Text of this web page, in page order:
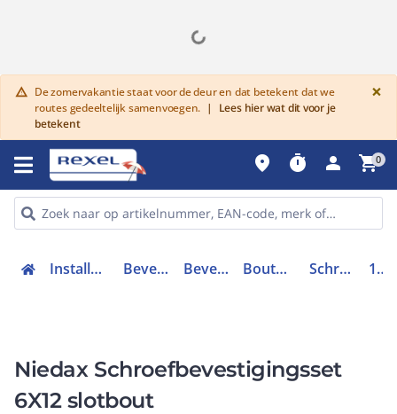
warning De zomervakantie staat voor de deur en dat betekent dat we
routes gedeeltelijk samenvoegen. |
Lees hier wat dit voor je
betekent
×
place timer person shopping_cart0
Installatiemateriaal en buizen Bevestigingsmaterialen Bevestigingsmaterialen Bouten, moeren en ringen Schroefbevestigingsset 159001
Niedax Schroefbevestigingsset
6X12 slotbout